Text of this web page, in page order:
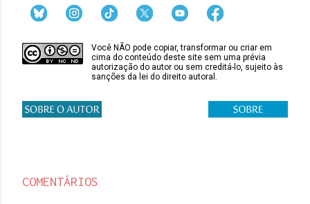
Você NÃO pode copiar, transformar ou criar em
cima do conteúdo deste site sem uma prévia
autorização do autor ou sem creditá-lo, sujeito às
sanções da lei do direito autoral.
COMENTÁRIOS